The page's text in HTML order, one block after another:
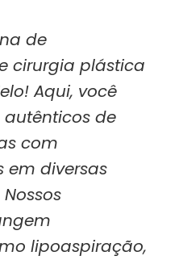
de
cirurgia plástica
Aqui, você
de
com
em diversas
lipoaspiração,